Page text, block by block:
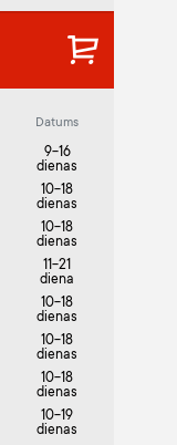
Datums
9-16
dienas
10-18
dienas
10-18
dienas
11-21
diena
10-18
dienas
10-18
dienas
10-18
dienas
10-19
dienas